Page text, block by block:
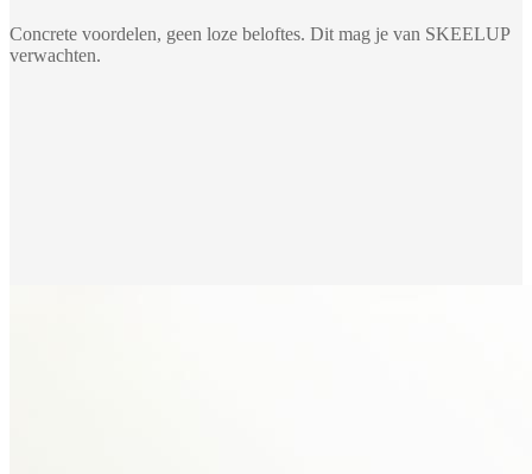
Concrete voordelen, geen loze beloftes. Dit mag je van SKEELUP
verwachten.